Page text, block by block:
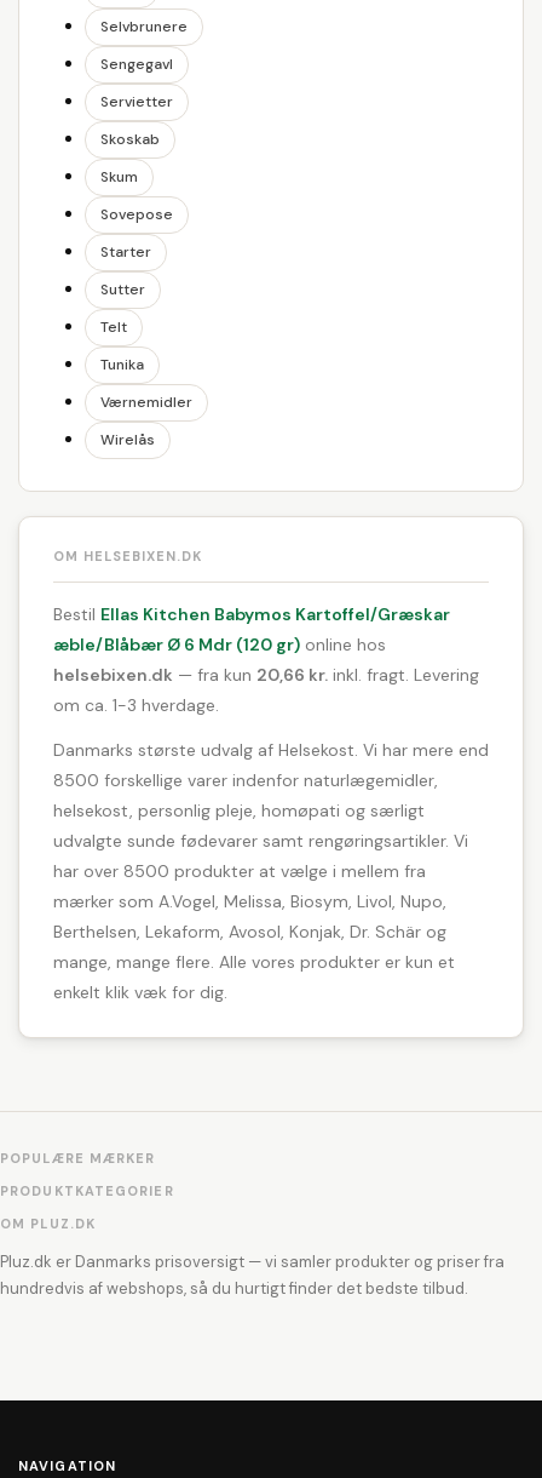
Selvbrunere
Sengegavl
Servietter
Skoskab
Skum
Sovepose
Starter
Sutter
Telt
Tunika
Værnemidler
Wirelås
OM HELSEBIXEN.DK
Bestil Ellas Kitchen Babymos Kartoffel/Græskar
æble/Blåbær Ø 6 Mdr (120 gr) online hos
helsebixen.dk — fra kun 20,66 kr. inkl. fragt. Levering
om ca. 1-3 hverdage.
Danmarks største udvalg af Helsekost. Vi har mere end
8500 forskellige varer indenfor naturlægemidler,
helsekost, personlig pleje, homøpati og særligt
udvalgte sunde fødevarer samt rengøringsartikler. Vi
har over 8500 produkter at vælge i mellem fra
mærker som A.Vogel, Melissa, Biosym, Livol, Nupo,
Berthelsen, Lekaform, Avosol, Konjak, Dr. Schär og
mange, mange flere. Alle vores produkter er kun et
enkelt klik væk for dig.
POPULÆRE MÆRKER
PRODUKTKATEGORIER
OM PLUZ.DK
Pluz.dk er Danmarks prisoversigt — vi samler produkter og priser fra
hundredvis af webshops, så du hurtigt finder det bedste tilbud.
NAVIGATION